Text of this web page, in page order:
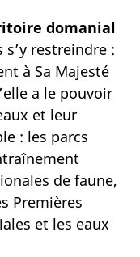
domanial
restreindre :
à Sa Majesté
a le pouvoir
et leur
: les parcs
de faune,
Premières
et les eaux